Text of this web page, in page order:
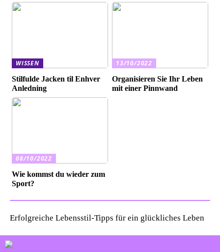
WISSEN
Stilfulde Jacken til Enhver
Anledning
13/10/2022
Organisieren Sie Ihr Leben
mit einer Pinnwand
08/10/2022
Wie kommst du wieder zum
Sport?
Erfolgreiche Lebensstil-Tipps für ein glückliches Leben